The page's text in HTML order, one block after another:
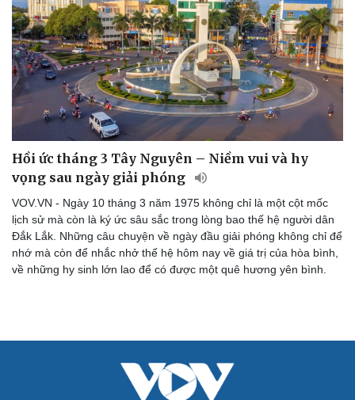
Du lịch
Tư vấn
Săn Tour
check-in
Podcast
Câu chuyện thời sự
Đọc truyện đêm khuya
Cửa sổ tình yêu
Kể chuyện cho bé
Hạt giống tâm hồn
Hồi ức tháng 3 Tây Nguyên – Niềm vui và hy
vọng sau ngày giải phóng
VOV.VN - Ngày 10 tháng 3 năm 1975 không chỉ là một cột mốc
lịch sử mà còn là ký ức sâu sắc trong lòng bao thế hệ người dân
Đắk Lắk. Những câu chuyện về ngày đầu giải phóng không chỉ để
nhớ mà còn để nhắc nhở thế hệ hôm nay về giá trị của hòa bình,
về những hy sinh lớn lao để có được một quê hương yên bình.